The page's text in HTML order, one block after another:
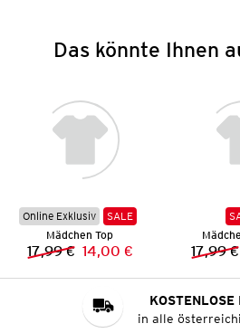
Das könnte Ihnen
Online Exklusiv
SALE
Mädchen Top
Vorheriger Preis:
17,99 € Neuer Preis:
14,00 € 17,99 €
KOSTENLOSE
in alle